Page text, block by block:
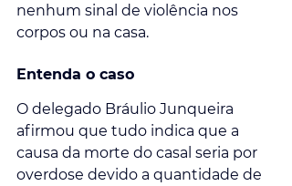
nenhum sinal de violência nos
corpos ou na casa.
Entenda o caso
O delegado Bráulio Junqueira
afirmou que tudo indica que a
causa da morte do casal seria por
overdose devido a quantidade de